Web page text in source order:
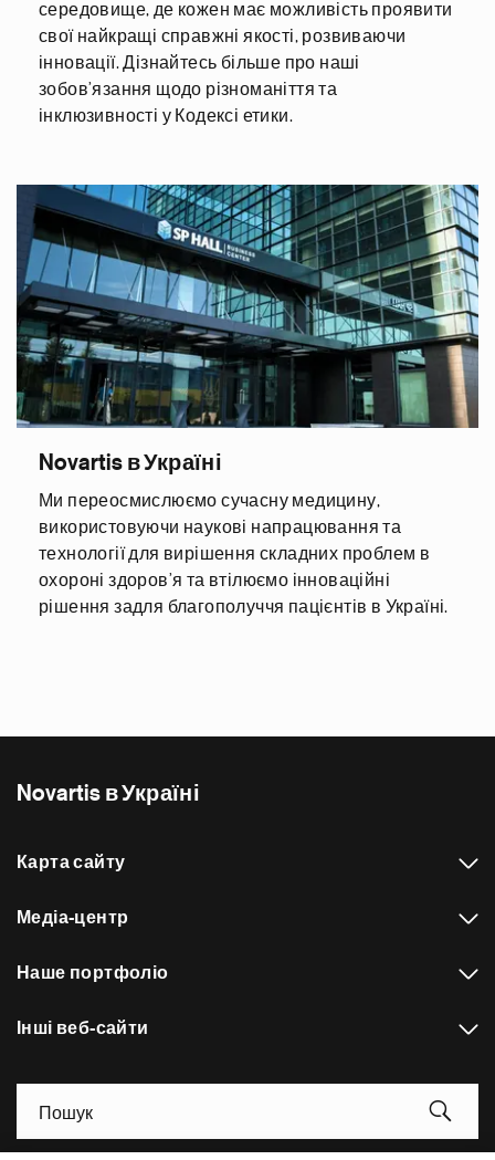
середовище, де кожен має можливість проявити
свої найкращі справжні якості, розвиваючи
інновації. Дізнайтесь більше про наші
зобов’язання щодо різноманіття та
інклюзивності у Кодексі етики.
Novartis в Україні
Ми переосмислюємо сучасну медицину,
використовуючи наукові напрацювання та
технології для вирішення складних проблем в
охороні здоров’я та втілюємо інноваційні
рішення задля благополуччя пацієнтів в Україні.
Novartis в Україні
Карта сайту
Медіа-центр
Наше портфоліо
Інші веб-сайти